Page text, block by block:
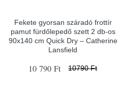
Fekete gyorsan száradó frottír
pamut fürdőlepedő szett 2 db-os
90x140 cm Quick Dry – Catherine
Lansfield
10 790 Ft 10790 Ft